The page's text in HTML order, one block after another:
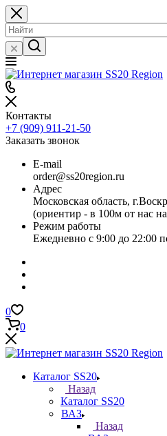
Контакты
+7 (909) 911-21-50
Заказать звонок
E-mail
order@ss20region.ru
Адрес
Московская область,
(ориентир - в 100м от нас
Режим работы
Ежедневно с 9:00 до 22:00
0
0
Каталог SS20
Назад
Каталог SS20
ВАЗ
Назад